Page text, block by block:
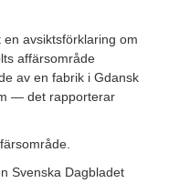
avsiktsförklaring om
affärsområde
av en fabrik i Gdansk
— det rapporterar
Svenska Dagbladet